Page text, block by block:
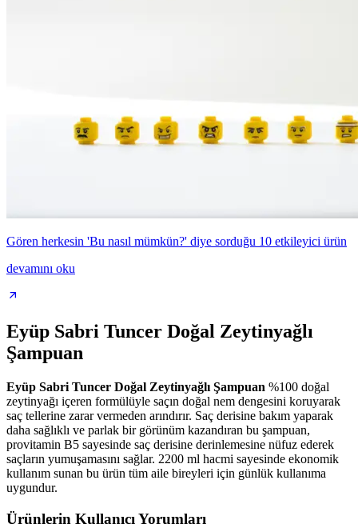
Gören herkesin 'Bu nasıl mümkün?' diye sorduğu 10 etkileyici ürün
devamını oku
Eyüp Sabri Tuncer Doğal Zeytinyağlı
Şampuan
Eyüp Sabri Tuncer Doğal Zeytinyağlı Şampuan %100 doğal
zeytinyağı içeren formülüyle saçın doğal nem dengesini koruyarak
saç tellerine zarar vermeden arındırır. Saç derisine bakım yaparak
daha sağlıklı ve parlak bir görünüm kazandıran bu şampuan,
provitamin B5 sayesinde saç derisine derinlemesine nüfuz ederek
saçların yumuşamasını sağlar. 2200 ml hacmi sayesinde ekonomik
kullanım sunan bu ürün tüm aile bireyleri için günlük kullanıma
uygundur.
Ürünlerin Kullanıcı Yorumları